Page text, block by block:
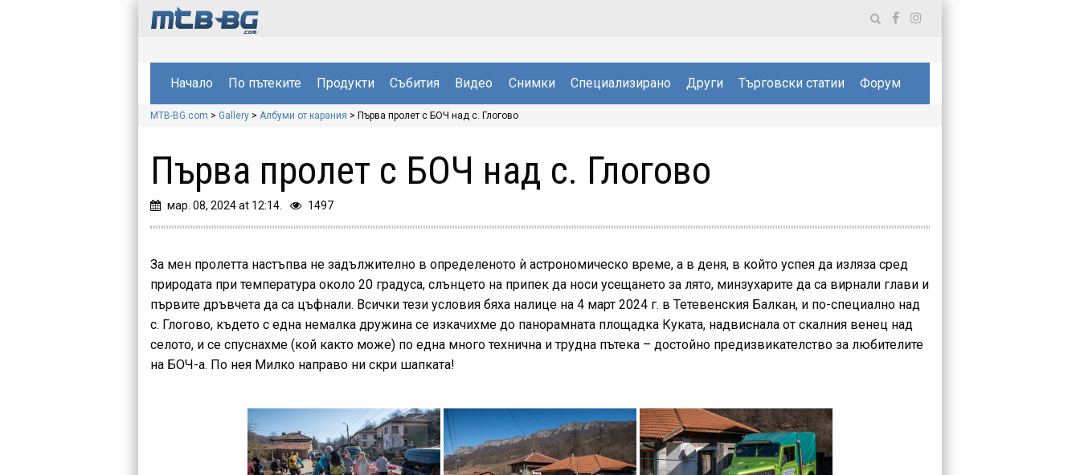
Начало По пътеките Продукти Събития Видео Снимки Специализирано Други Търговски статии Форум
MTB-BG.com > Gallery > Албуми от карания > Първа пролет с БОЧ над с. Глогово
Първа пролет с БОЧ над с. Глогово
мар. 08, 2024 at 12:14. 1497
За мен пролетта настъпва не задължително в определеното ѝ астрономическо време, а в деня, в който успея да изляза сред
природата при температура около 20 градуса, слънцето на припек да носи усещането за лято, минзухарите да са вирнали глави и
първите дръвчета да са цъфнали. Всички тези условия бяха налице на 4 март 2024 г. в Тетевенския Балкан, и по-специално над
с. Глогово, където с една немалка дружина се изкачихме до панорамната площадка Куката, надвиснала от скалния венец над
селото, и се спуснахме (кой както може) по една много технична и трудна пътека – достойно предизвикателство за любителите
на БОЧ-а. По нея Милко направо ни скри шапката!